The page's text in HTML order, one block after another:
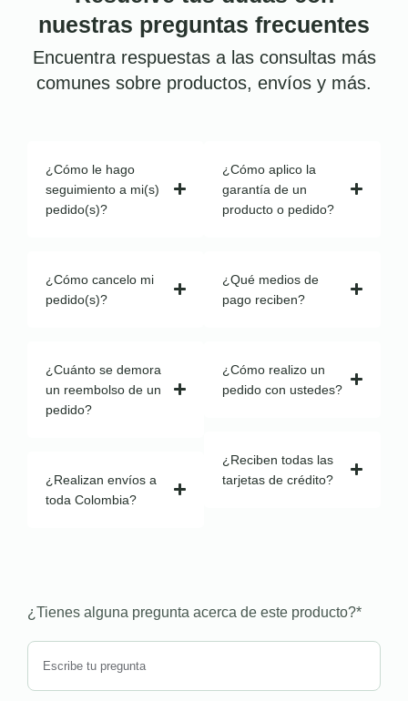
nuestras preguntas frecuentes
Encuentra respuestas a las consultas más
comunes sobre productos, envíos y más.
¿Cómo le hago
seguimiento a mi(s)
pedido(s)?
¿Cómo cancelo mi
pedido(s)?
¿Cuánto se demora
un reembolso de un
pedido?
¿Realizan envíos a
toda Colombia?
¿Cómo aplico la
garantía de un
producto o pedido?
¿Qué medios de
pago reciben?
¿Cómo realizo un
pedido con ustedes?
¿Reciben todas las
tarjetas de crédito?
¿Tienes alguna pregunta acerca de este producto?*